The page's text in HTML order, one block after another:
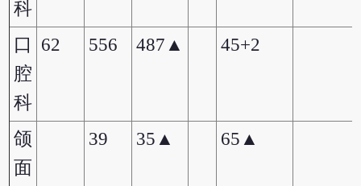
科
口
腔
科
62 556 487▲ 45+2
颌
面
39 35▲ 65▲